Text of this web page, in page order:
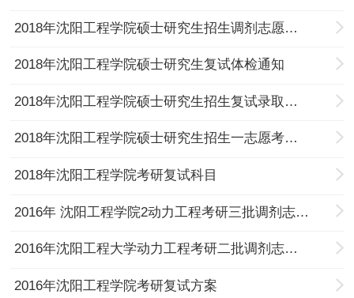
2018年沈阳工程学院硕士研究生招生调剂志愿考生复试通知
2018年沈阳工程学院硕士研究生复试体检通知
2018年沈阳工程学院硕士研究生招生复试录取办法
2018年沈阳工程学院硕士研究生招生一志愿考生复试通知
2018年沈阳工程学院考研复试科目
2016年 沈阳工程学院2动力工程考研三批调剂志愿复试考生名单
2016年沈阳工程大学动力工程考研二批调剂志愿复试考生名单
2016年沈阳工程学院考研复试方案